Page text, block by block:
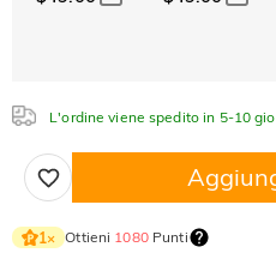
Nero fantasia
Giallo
Nero fantasia
Giallo
Fucsia
Nero fantasia
L'ordine viene spedito in 5-10
1× Ottieni 1080Punti